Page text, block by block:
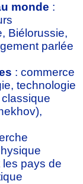
monde :
Biélorussie,
parlée
: commerce
technologie
les pays de